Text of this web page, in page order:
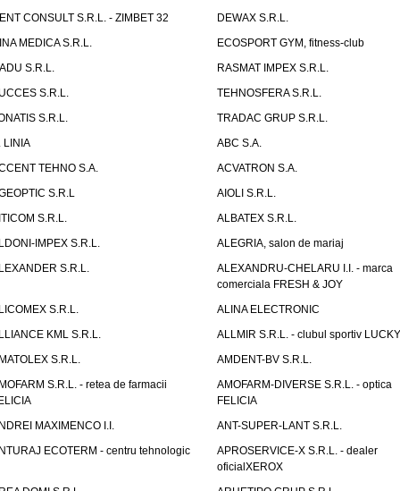
CONSULT S.R.L. - ZIMBET 32
DEWAX S.R.L.
MEDICA S.R.L.
ECOSPORT GYM, fitness-club
S.R.L.
RASMAT IMPEX S.R.L.
S.R.L.
TEHNOSFERA S.R.L.
S.R.L.
TRADAC GRUP S.R.L.
LINIA
ABC S.A.
TEHNO S.A.
ACVATRON S.A.
S.R.L
AIOLI S.R.L.
S.R.L.
ALBATEX S.R.L.
IMPEX S.R.L.
ALEGRIA, salon de mariaj
S.R.L.
ALEXANDRU-CHELARU I.I. - marca
comerciala FRESH & JOY
S.R.L.
ALINA ELECTRONIC
KML S.R.L.
ALLMIR S.R.L. - clubul sportiv
S.R.L.
AMDENT-BV S.R.L.
S.R.L. - retea de farmacii
AMOFARM-DIVERSE S.R.L. - optica
FELICIA
MAXIMENCO I.I.
ANT-SUPER-LANT S.R.L.
ECOTERM - centru tehnologic
APROSERVICE-X S.R.L. - dealer
oficialXEROX